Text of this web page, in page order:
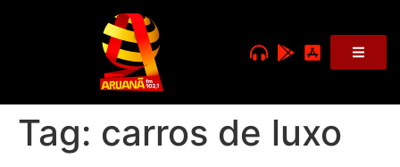
Tag: carros de luxo